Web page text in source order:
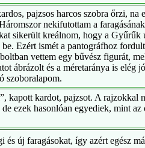
pajzsos harcos szobra őrzi, na
nekifutottam a
sikerült kreálnom, hogy a Gyűrűk
Ezért ismét a pantográfhoz
vettem egy bűvész figurát,
ábrázolt és a méretaránya is elég
szoboralapom.
kapott kardot, pajzsot. A rajzokkal
ezek hasonlóan egyediek, mint az
és új faragásokat, így azért egész